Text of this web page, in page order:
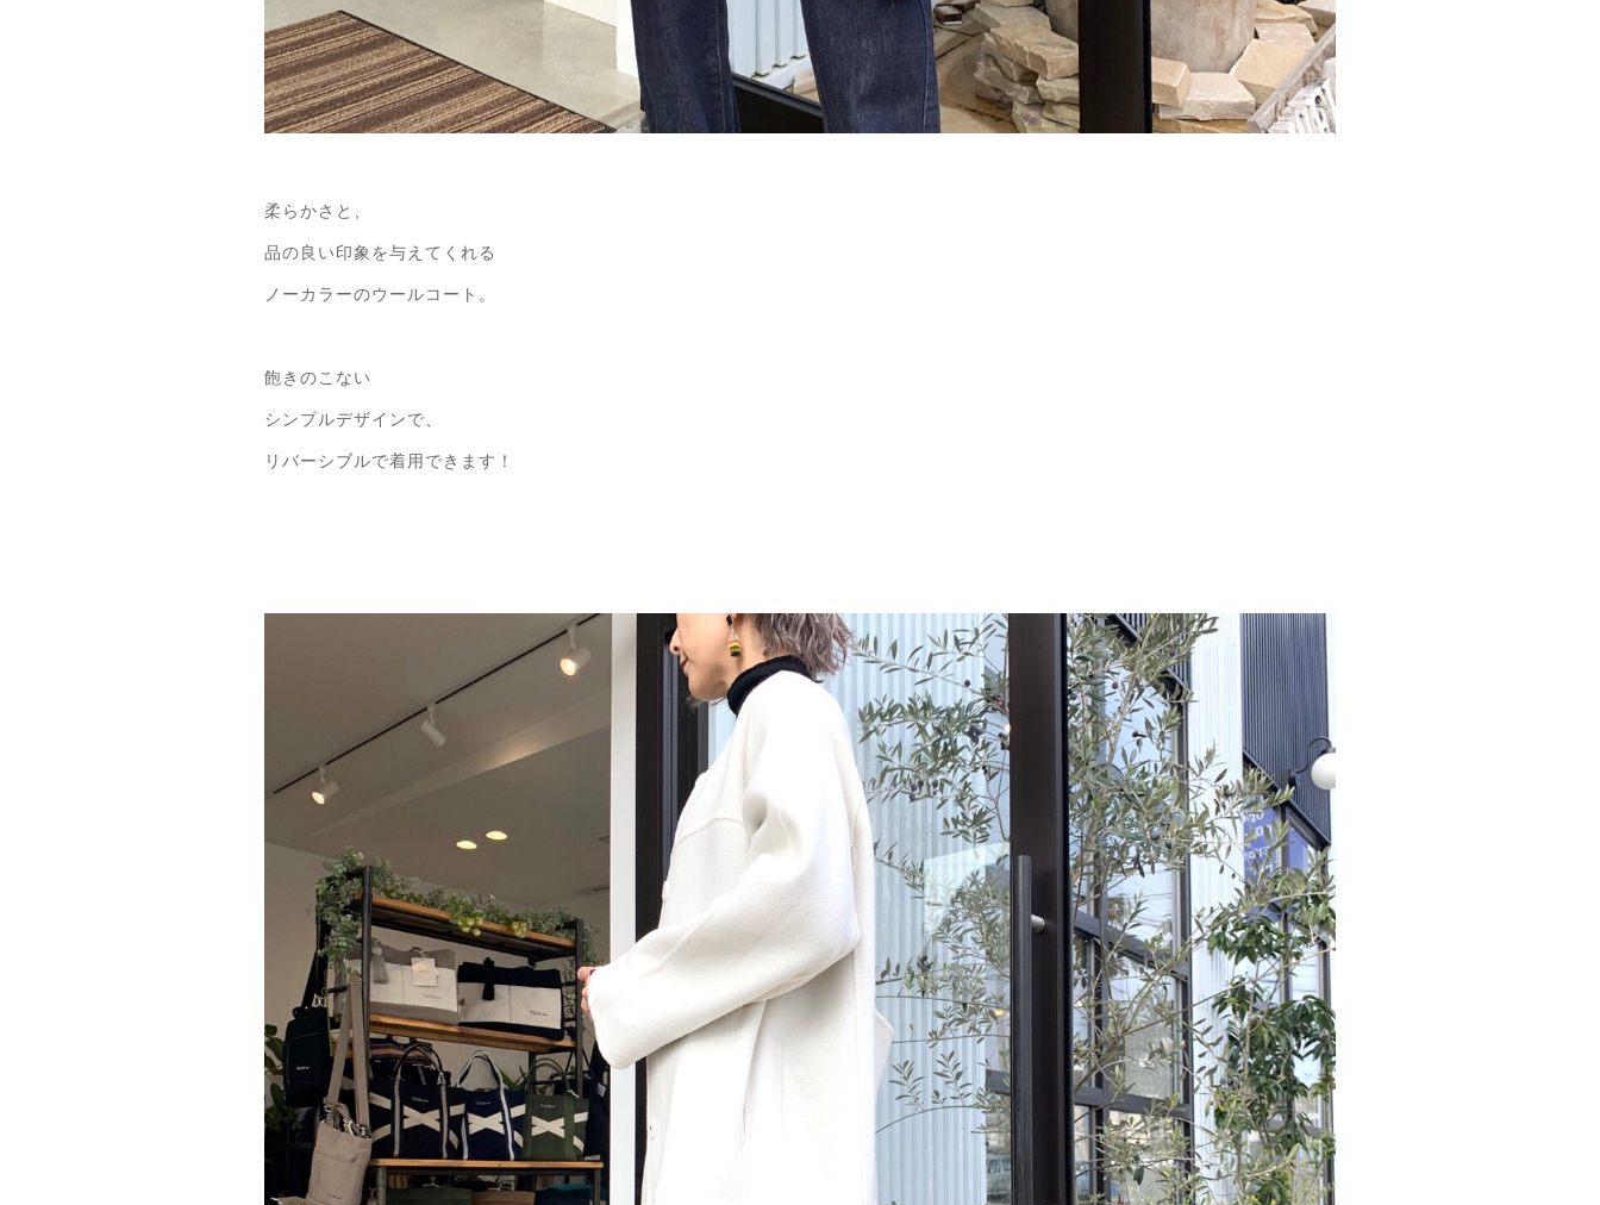
柔らかさと、
品の良い印象を与えてくれる
ノーカラーのウールコート。
飽きのこない
シンプルデザインで、
リバーシブルで着用できます！